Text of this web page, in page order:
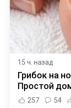
15 ч. назад
Грибок на
Простой
257 54